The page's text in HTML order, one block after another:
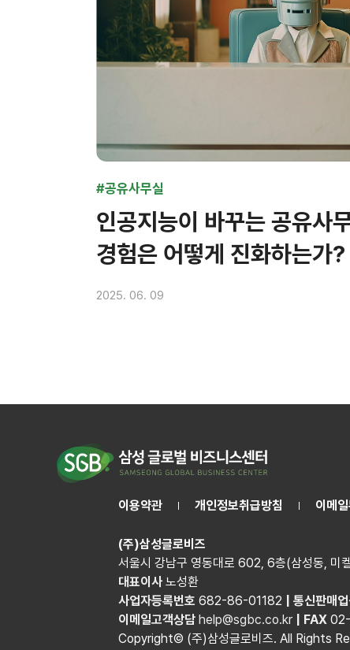
#공유사무실
인공지능이 바꾸는 공유사
경험은 어떻게 진화하는가?
2025. 06. 09
이용약관 개인정보취급방침 이메
(주)삼성글로비즈
서울시 강남구 영동대로 602, 6층(삼성동, 미
대표이사 노성환
사업자등록번호 682-86-01182 통신판매
이메일고객상담 help@sgbc.co.kr FAX
Copyright© (주)삼성글로비즈. All Rights